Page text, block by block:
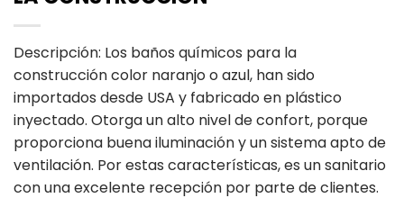
Descripción: Los baños químicos para la
construcción color naranjo o azul, han sido
importados desde USA y fabricado en plástico
inyectado. Otorga un alto nivel de confort, porque
proporciona buena iluminación y un sistema apto de
ventilación. Por estas características, es un sanitario
con una excelente recepción por parte de clientes.